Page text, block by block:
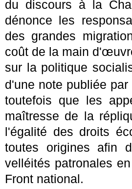
du discours à la
dénonce les
des grandes
coût de la main d'œ
sur la politique
d'une note publiée
toutefois que les
maîtresse de la
l'égalité des droits
toutes origines afin
velléités patronales
Front national.